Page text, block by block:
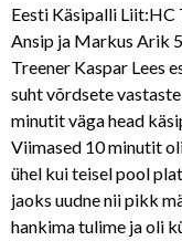
Eesti Käsipalli Liit:HC
Ansip ja Markus Arik
Treener Kaspar Lees
suht võrdsete
minutit väga head
Viimased 10 minutit
ühel kui teisel pool
jaoks uudne nii pikk
hankima tulime ja oli